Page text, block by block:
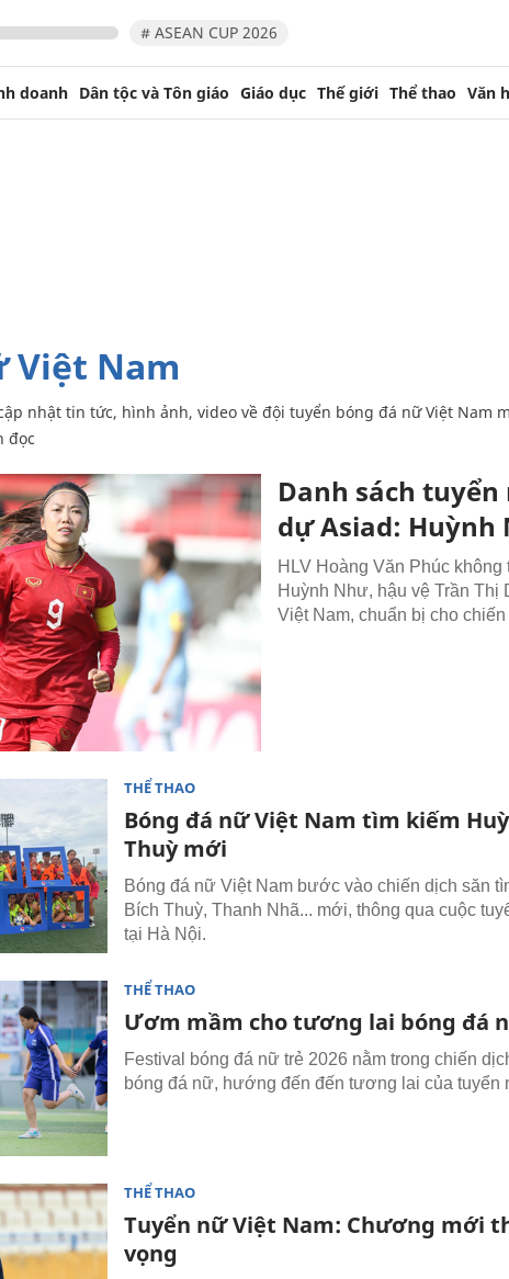
# ASEAN CUP 2026
doanh Dân tộc và Tôn giáo Giáo dục Thế giới Thể thao Văn
Việt Nam
đọc
Danh sách
dự Asiad: Huỳnh
HLV Hoàng Văn Phúc không
Huỳnh Như, hậu vệ Trần Thị
Việt Nam, chuẩn bị cho
THỂ THAO
Bóng đá nữ Việt Nam tìm kiếm
Thuỳ mới
Bóng đá nữ Việt Nam bước vào chiến dịch săn
Bích Thuỳ, Thanh Nhã... mới, thông qua cuộc
tại Hà Nội.
THỂ THAO
Ươm mầm cho tương lai bóng đá
Festival bóng đá nữ trẻ 2026 nằm trong chiến
bóng đá nữ, hướng đến đến tương lai của tuyển
THỂ THAO
Tuyển nữ Việt Nam: Chương mới
vọng